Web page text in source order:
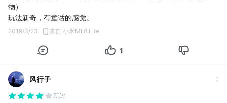
物）
玩法新奇，有童话的感觉。
2019/3/23 来自 小米MI 8 Lite
1
风行子
玩过